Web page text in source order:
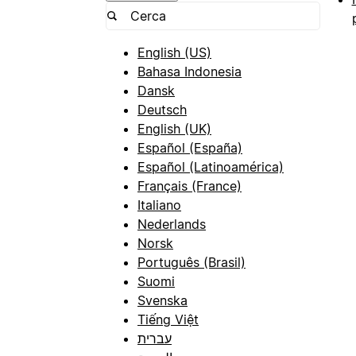
English (US)
Bahasa Indonesia
Dansk
Deutsch
English (UK)
Español (España)
Español (Latinoamérica)
Français (France)
Italiano
Nederlands
Norsk
Português (Brasil)
Suomi
Svenska
Tiếng Việt
עברית